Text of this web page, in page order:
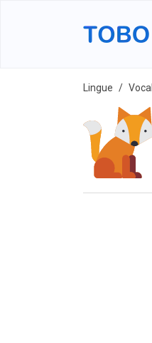
Lingue